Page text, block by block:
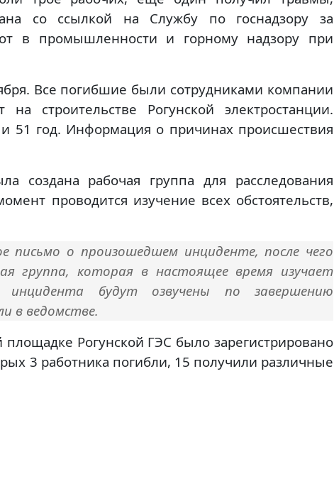
со ссылкой на Службу по госнадзору за
в промышленности и горному надзору при
Все погибшие были сотрудниками компании
на строительстве Рогунской электростанции.
51 год. Информация о причинах происшествия
создана рабочая группа для расследования
проводится изучение всех обстоятельств,
письмо о произошедшем инциденте, после чего
группа, которая в настоящее время изучает
инцидента будут озвучены по завершению
в ведомстве.
площадке Рогунской ГЭС было зарегистрировано
3 работника погибли, 15 получили различные